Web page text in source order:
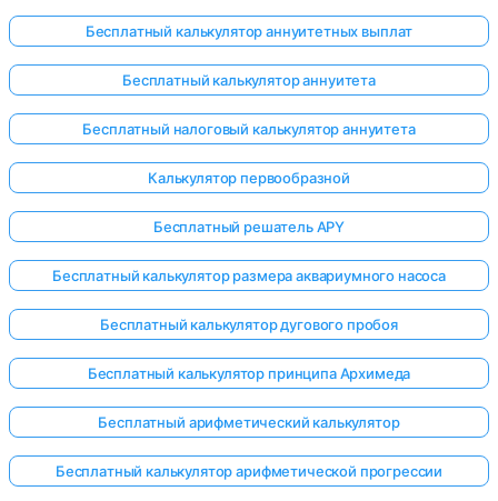
Бесплатный калькулятор аннуитетных выплат
Бесплатный калькулятор аннуитета
Бесплатный налоговый калькулятор аннуитета
Калькулятор первообразной
Бесплатный решатель APY
Бесплатный калькулятор размера аквариумного насоса
Бесплатный калькулятор дугового пробоя
Бесплатный калькулятор принципа Архимеда
Бесплатный арифметический калькулятор
Бесплатный калькулятор арифметической прогрессии